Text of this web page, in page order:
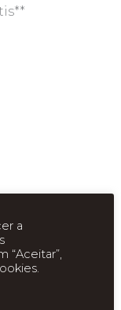
a
“Aceitar”,